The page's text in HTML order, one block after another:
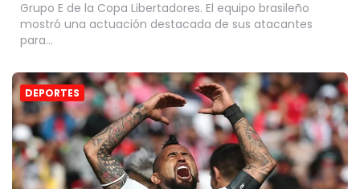
Grupo E de la Copa Libertadores. El equipo brasileño
mostró una actuación destacada de sus atacantes
para…
DEPORTES